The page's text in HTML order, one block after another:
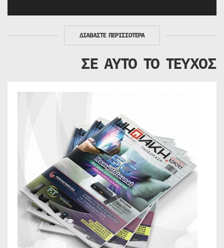
ΔΙΑΒΑΣΤΕ ΠΕΡΙΣΣΟΤΕΡΑ
ΣΕ ΑΥΤΟ ΤΟ ΤΕΥΧΟΣ